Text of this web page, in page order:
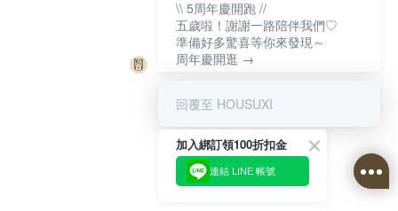
\\ 5周年慶開跑 //
五歲啦！謝謝一路陪伴我們♡
準備好多驚喜等你來發現～
周年慶開逛 →
回覆至 HOUSUXI
加入綁訂領100折扣金
連結 LINE 帳號